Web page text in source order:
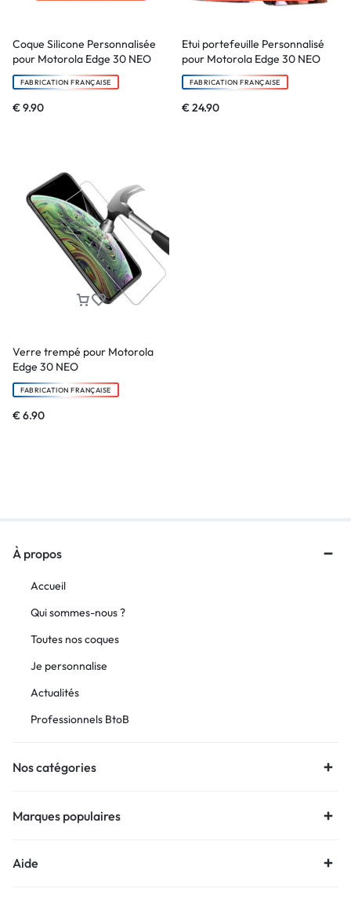
Coque Silicone Personnalisée
pour Motorola Edge 30 NEO
FABRICATION FRANÇAISE
€9.90
Etui portefeuille Personnalisé
pour Motorola Edge 30 NEO
FABRICATION FRANÇAISE
€24.90
Verre trempé pour Motorola
Edge 30 NEO
FABRICATION FRANÇAISE
€6.90
À propos
Accueil
Qui sommes-nous ?
Toutes nos coques
Je personnalise
Actualités
Professionnels BtoB
Nos catégories
Marques populaires
Aide